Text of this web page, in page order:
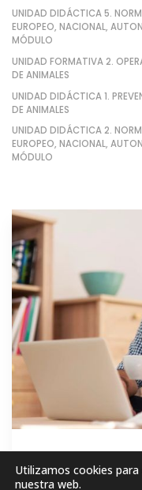
UNIDAD DIDÁCTICA 5.
EUROPEO, NACIONAL,
MÓDULO
UNIDAD FORMATIVA 2.
DE ANIMALES
UNIDAD DIDÁCTICA 1.
DE ANIMALES
UNIDAD DIDÁCTICA 2.
EUROPEO, NACIONAL,
MÓDULO
Utilizamos cookies
nuestra web.